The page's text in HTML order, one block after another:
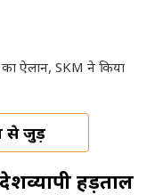
ऐलान, SKM ने किया
से जुड़ें
हड़ताल